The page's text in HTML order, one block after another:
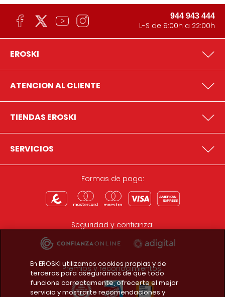
944 943 444
L-S de 9:00h a 22:00h
EROSKI
ATENCION AL CLIENTE
TIENDAS EROSKI
SERVICIOS
Formas de pago:
Seguridad y confianza:
Premios y reconocimientos:
En EROSKI utilizamos cookies propias y de
terceros para asegurarnos de que todo
funcione correctamente, ofrecerte el mejor
servicio y mostrarte recomendaciones y